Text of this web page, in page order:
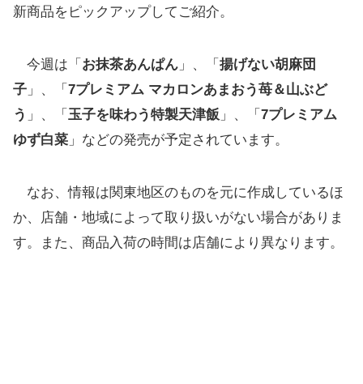
新商品をピックアップしてご紹介。
今週は「 お抹茶あんぱん 」、「 揚げない胡麻団
子 」、「 7プレミアム マカロンあまおう苺＆山ぶど
う 」、「 玉子を味わう特製天津飯 」、「 7プレミアム
ゆず白菜 」などの発売が予定されています。
なお、情報は関東地区のものを元に作成しているほ
か、店舗・地域によって取り扱いがない場合がありま
す。また、商品入荷の時間は店舗により異なります。